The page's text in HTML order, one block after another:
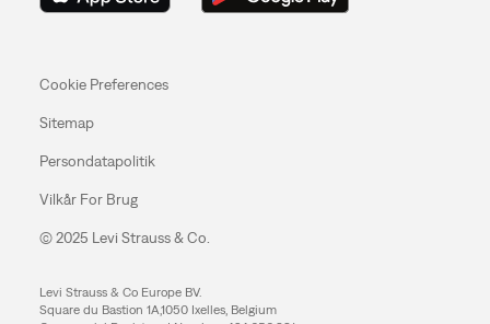
Cookie Preferences
Sitemap
Persondatapolitik
Vilkår For Brug
© 2025 Levi Strauss & Co.
Levi Strauss & Co Europe BV.
Square du Bastion 1A,1050 Ixelles, Belgium